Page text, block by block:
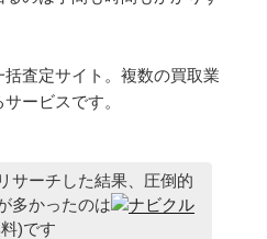
査定サイト。複数の買取業
ービスです。
サーチした結果、圧倒的
多かったのは
ナビクル
)です